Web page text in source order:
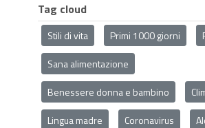
Tag cloud
Stili di vita Primi 1000 giorni
Sana alimentazione
Benessere donna e bambino
Lingua madre
Coronavirus